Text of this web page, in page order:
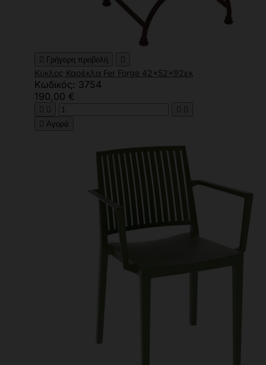
 Γρήγορη προβολή 
Κύκλος Καρέκλα Fer Forge 42x52x92εκ
Κωδικός: 3754
190,00 €
   
 Αγορά